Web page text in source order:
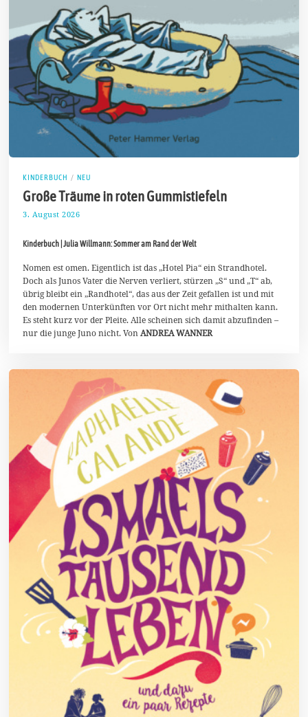
KINDERBUCH / NEU
Große Träume in roten Gummistiefeln
3. August 2026
u
u
s
t
2
0
2
6
Kinderbuch | Julia Willmann: Sommer am Rand der Welt
Nomen est omen. Eigentlich ist das „Hotel Pia“ ein Strandhotel.
Doch als Junos Vater die Nerven verliert, stürzen „S“ und „T“ ab,
übrig bleibt ein „Randhotel“, das aus der Zeit gefallen ist und mit
den modernen Unterkünften vor Ort nicht mehr mithalten kann.
Es steht kurz vor der Pleite. Alle scheinen sich damit abzufinden –
nur die junge Juno nicht. VonANDREA WANNER